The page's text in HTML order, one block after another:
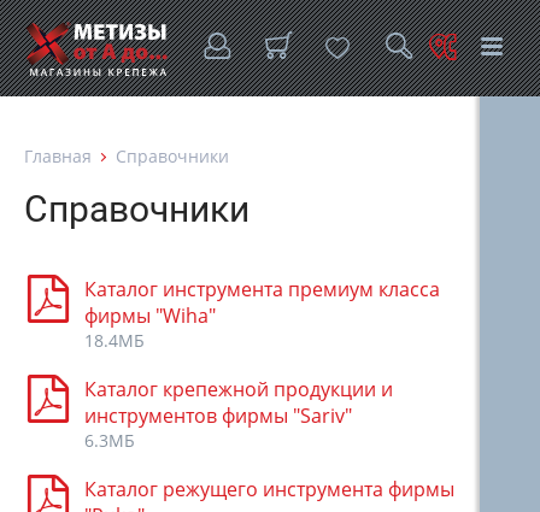
Главная Справочники
Справочники
Каталог инструмента премиум класса
фирмы "Wiha"
18.4МБ
Каталог крепежной продукции и
инструментов фирмы "Sariv"
6.3МБ
Каталог режущего инструмента фирмы